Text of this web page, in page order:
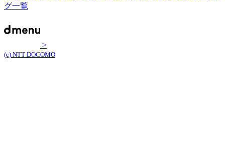
グ一覧
>
(c) NTT DOCOMO